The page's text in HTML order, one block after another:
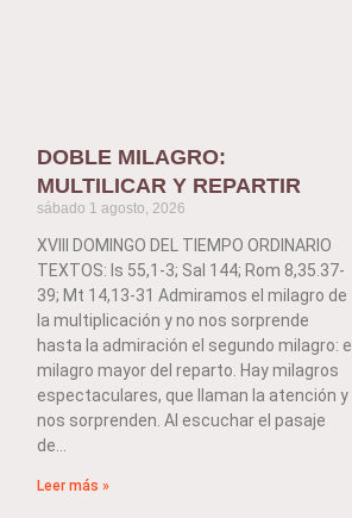
DOBLE MILAGRO:
MULTILICAR Y REPARTIR
sábado 1 agosto, 2026
XVIII DOMINGO DEL TIEMPO ORDINARIO
TEXTOS: Is 55,1-3; Sal 144; Rom 8,35.37-
39; Mt 14,13-31 Admiramos el milagro de
la multiplicación y no nos sorprende
hasta la admiración el segundo milagro: el
milagro mayor del reparto. Hay milagros
espectaculares, que llaman la atención y
nos sorprenden. Al escuchar el pasaje
de
Leer más »